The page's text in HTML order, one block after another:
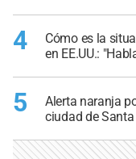
4
Cómo es la
en EE.UU.:
5
Alerta naranja
ciudad de Santa